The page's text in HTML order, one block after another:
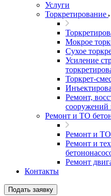
Услуги
Торкретирование
Мокрое
Сухое
Усиление
Торкрет-
Ремонт,
сооружений
Ремонт и ТО
Ремонт и ТО
Ремонт и
Ремонт
Контакты
Подать заявку